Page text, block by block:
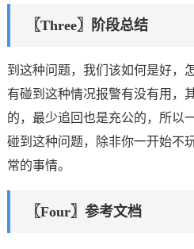
〖Three〗阶段总结
到这种问题，我们该如何是好，
有碰到这种情况报警有没有用，
的，最少追回也是充公的，所以
碰到这种问题，除非你一开始不
常的事情。
〖Four〗参考文档